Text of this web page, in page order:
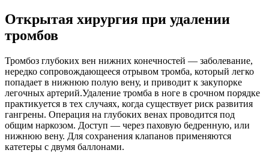
Открытая хирургия при удалении
тромбов
Тромбоз глубоких вен нижних конечностей — заболевание,
нередко сопровождающееся отрывом тромба, который легко
попадает в нижнюю полую вену, и приводит к закупорке
легочных артерий.Удаление тромба в ноге в срочном порядке
практикуется в тех случаях, когда существует риск развития
гангрены. Операция на глубоких венах проводится под
общим наркозом. Доступ — через паховую бедренную, или
нижнюю вену. Для сохранения клапанов применяются
катетеры с двумя баллонами.